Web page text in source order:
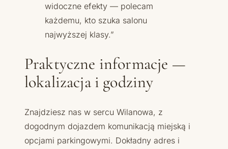
widoczne efekty — polecam
każdemu, kto szuka salonu
najwyższej klasy.”
Praktyczne informacje —
lokalizacja i godziny
Znajdziesz nas w sercu Wilanowa, z
dogodnym dojazdem komunikacją miejską i
opcjami parkingowymi. Dokładny adres i